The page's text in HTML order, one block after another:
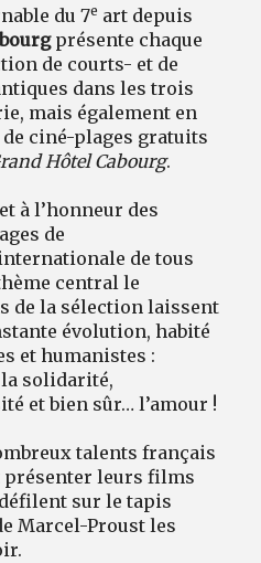
du 7e art depuis
présente chaque
de courts- et de
dans les trois
mais également en
ciné-plages gratuits
Hôtel Cabourg.
à l’honneur des
de
de tous
central le
de la sélection laissent
évolution, habité
et humanistes :
solidarité,
et bien sûr… l’amour !
talents français
présenter leurs films
sur le tapis
Marcel-Proust les